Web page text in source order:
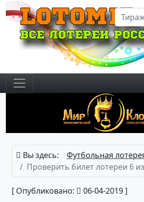
Вы здесь:
Футбольная
Проверить билет лотереи 6
[ Опубликовано: 06-04-2019 ]